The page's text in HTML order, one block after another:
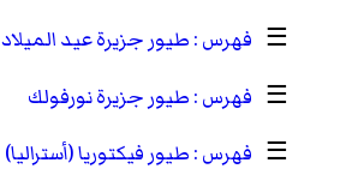
☰
طيور جزيرة عيد الميلاد
☰
طيور جزيرة نورفولك
☰
طيور فيكتوريا (أستراليا)